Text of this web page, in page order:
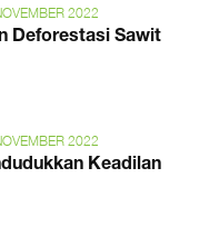
2022
Deforestasi Sawit
2022
Keadilan